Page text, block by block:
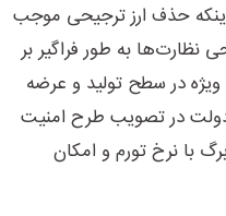
حذف ارز ترجیحی موجب
نظارت‌ها به طور فراگیر بر
ویژه در سطح تولید و عرضه
دولت در تصویب طرح امنیت
با نرخ تورم و امکان